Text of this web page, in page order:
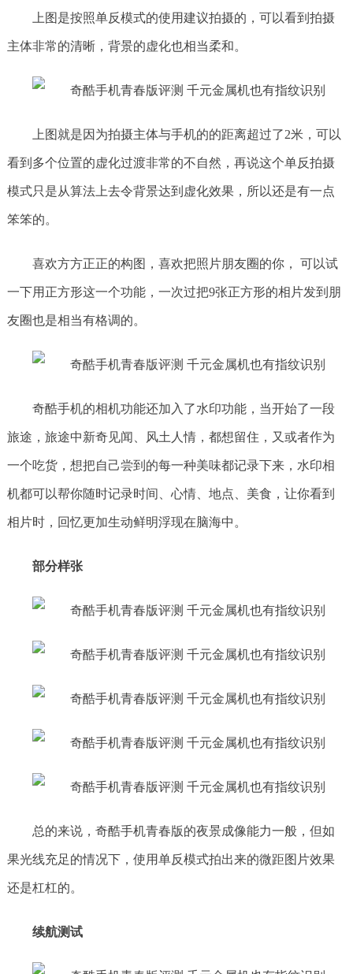
上图是按照单反模式的使用建议拍摄的，可以看到拍摄
主体非常的清晰，背景的虚化也相当柔和。
上图就是因为拍摄主体与手机的的距离超过了2米，可以
看到多个位置的虚化过渡非常的不自然，再说这个单反拍摄
模式只是从算法上去令背景达到虚化效果，所以还是有一点
笨笨的。
喜欢方方正正的构图，喜欢把照片朋友圈的你， 可以试
一下用正方形这一个功能，一次过把9张正方形的相片发到朋
友圈也是相当有格调的。
奇酷手机的相机功能还加入了水印功能，当开始了一段
旅途，旅途中新奇见闻、风土人情，都想留住，又或者作为
一个吃货，想把自己尝到的每一种美味都记录下来，水印相
机都可以帮你随时记录时间、心情、地点、美食，让你看到
相片时，回忆更加生动鲜明浮现在脑海中。
部分样张
总的来说，奇酷手机青春版的夜景成像能力一般，但如
果光线充足的情况下，使用单反模式拍出来的微距图片效果
还是杠杠的。
续航测试